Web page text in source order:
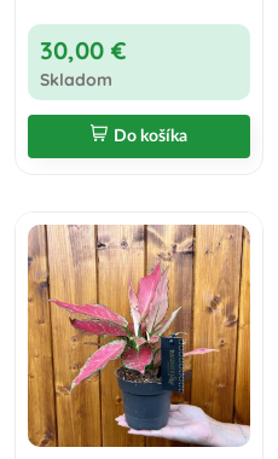
30,00 €
Skladom
Do košíka